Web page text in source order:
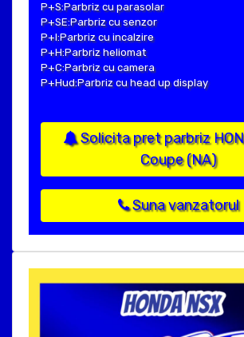
P+S:Parbriz cu parasolar
P+SE:Parbriz cu senzor
P+I:Parbriz cu incalzire
P+H:Parbriz heliomat
P+C:Parbriz cu camera
P+Hud:Parbriz cu head up display
Solicita pret parbriz
Coupe (NA)
Suna vanzatorul